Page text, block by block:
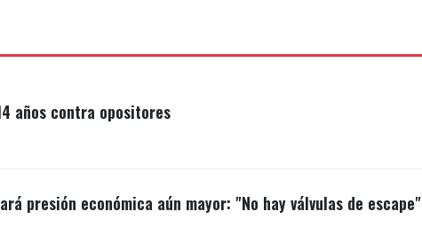
años contra opositores
presión económica aún mayor: "No hay válvulas de escape"